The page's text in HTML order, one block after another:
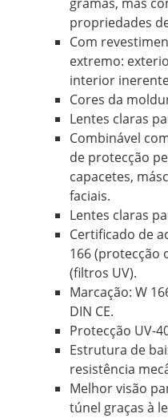
gramas, mas
propriedades
Com
extremo:
interior
Cores da
Lentes claras
Combinável
de protecção
capacetes,
faciais.
Lentes claras
Certificado de
166 (protecção
(filtros UV).
Marcação: W
DIN CE.
Protecção UV-
Estrutura de
resistência
Melhor visão
túnel graças à